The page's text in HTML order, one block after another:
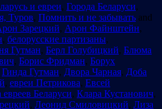
и евреи, Города Беларуси,
Туров, Помнить и не забывать and
Зарецкий, Арон Файнштейн,
, белорусские партизаны,
Гутман, Берл Голубицкий, Блюма
, Борис Фридман, Борух
Гинда Гутман, Двора Чарная, Доба
, евреи Петрикова, Евсей
евреев Беларуси, Клара Кустанович,
, Леонид Смиловицкий, Лиза